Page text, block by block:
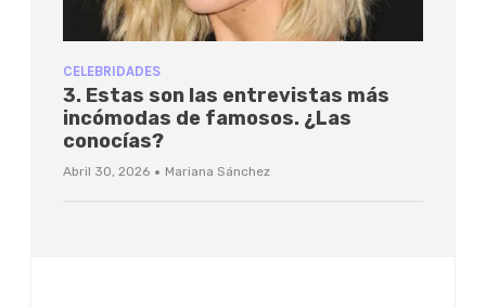
CELEBRIDADES
3. Estas son las entrevistas más
incómodas de famosos. ¿Las
conocías?
Abril 30, 2026 · Mariana Sánchez